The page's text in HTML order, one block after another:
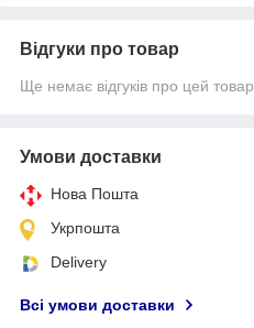
Відгуки про товар
Ще немає відгуків про цей товар
Умови доставки
Нова Пошта
Укрпошта
Delivery
Всі умови доставки